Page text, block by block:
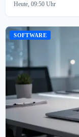
Heute, 09:50 Uhr
SOFTWARE